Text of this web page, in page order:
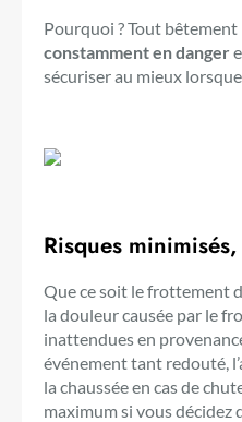
Pourquoi ? Tout bêtement
constamment en danger
sécuriser au mieux
Risques
Que ce soit le frottement
la douleur causée par le
inattendues en
événement tant redouté,
la chaussée en cas de
maximum si vous décidez